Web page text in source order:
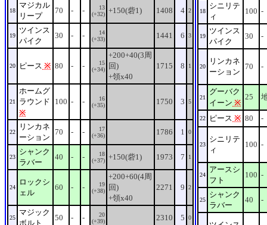
18
マジカル
リープ
70 - -
13
(+32) +150(砦1) 1408 4 2
19
ツインス
パイク
30 - -
14
(+33)
1441 6 3
20 ピース ※ 80 - -
15
(+34)
+200+40(3周
回)
+領x40
1715 8 1
21
ホームグ
ラウンド
※
100 - -
16
(+35)
1750 3 5
22
リンカネ
ーション
70 - -
17
(+36)
1786 1 0
23
シャンク
ラバー
40 - -
18
(+37) +150(砦1) 1973 7 1
24
ロックシ
ェル
60 - -
19
(+38)
+200+60(4周
回)
+領x40
2271 9 2
25
マジック
ボルト
50 - -
20
(+39)
2310 5 0
18
シニリテ
ィ
100 -
19
ツインス
パイク
30 -
20
リンカネ
ーション
70 -
21
グーバク
イーン ※
25
22 ピース ※ 80 -
23
シニリテ
ィ
100 -
24
アースシ
フト
100 -
25
シャンク
ラバー
40 -